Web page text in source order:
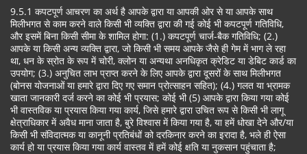
9.5.1 कपटपूर्ण आचरण का अर्थ है आपके द्वारा या आपकी ओर से या आपके साथ
मिलीभगत से काम करने वाले किसी भी व्यक्ति द्वारा की गई कोई भी कपटपूर्ण गतिविधि,
और इसमें बिना किसी सीमा के शामिल होगा: (1.) कपटपूर्ण चार्ज-बैक गतिविधि; (2.)
आपके या किसी अन्य व्यक्ति द्वारा, जो किसी भी समय आपके जैसे ही गेम में भाग ले रहा
था, धन के स्रोत के रूप में चोरी, क्लोन या अन्यथा अनधिकृत क्रेडिट या डेबिट कार्ड का
उपयोग; (3.) अनुचित लाभ प्राप्त करने के लिए आपके द्वारा दूसरों के साथ मिलीभगत
(बोनस योजनाओं या हमारे द्वारा दिए गए समान प्रोत्साहन सहित); (4.) गलत या भ्रामक
खाता जानकारी दर्ज करने का कोई भी प्रयास; कोई भी (5) आपके द्वारा किया गया कोई
भी वास्तविक या प्रयास किया गया कार्य, जिसे हमारे द्वारा उचित रूप से किसी भी लागू
क्षेत्राधिकार में अवैध माना जाता है, बुरे विश्वास में किया गया है, या हमें धोखा देने और/या
किसी भी संविदात्मक या कानूनी प्रतिबंधों को दरकिनार करने का इरादा है, भले ही ऐसा
कार्य हो या प्रयास किया गया कार्य वास्तव में हमें कोई क्षति या नुकसान पहुंचाता है;